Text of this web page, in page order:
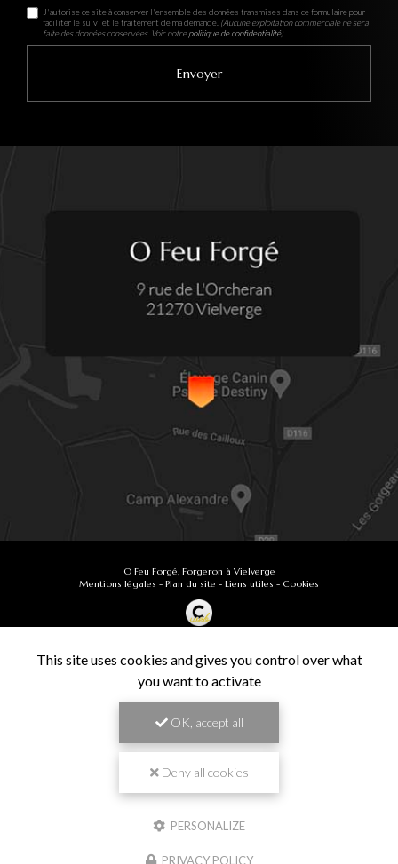
J'autorise ce site à conserver l'ensemble des données transmises dans ce formulaire pour
faciliter le suivi et le traitement de ma demande. (Aucune exploitation commerciale ne sera
faite des données conservées. Voir notrepolitique de confidentialité)
O Feu Forgé, Forgeron à Vielverge
Mentions légales - Plan du site - Liens utiles - Cookies
Demande de Devis
Secteur -En savoir +
9.9/10
This site uses cookies and gives you control over what
you want to activate
OK, accept all
Deny all cookies
PERSONALIZE
PRIVACY POLICY